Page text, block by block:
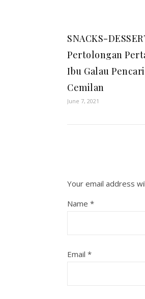
SNACKS-
Pertolongan
Ibu Galau
Cemilan
June 7, 2021
Your email address
Name *
Email *